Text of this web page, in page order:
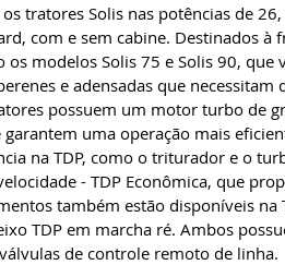
tratores Solis nas potências de
com e sem cabine. Destinados
os modelos Solis 75 e Solis 90,
e adensadas que
possuem um motor turbo de
garantem uma operação mais
na TDP, como o triturador e o
- TDP Econômica, que
também estão disponíveis
TDP em marcha ré. Ambos
de controle remoto de linha.